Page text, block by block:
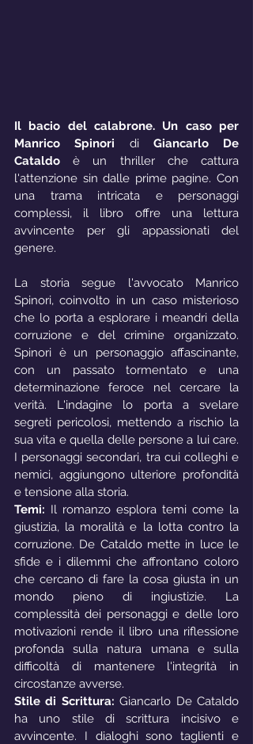
Il bacio del calabrone. Un caso per
Manrico Spinori di Giancarlo De
Cataldo è un thriller che cattura
l'attenzione sin dalle prime pagine. Con
una trama intricata e personaggi
complessi, il libro offre una lettura
avvincente per gli appassionati del
genere.
La storia segue l'avvocato Manrico
Spinori, coinvolto in un caso misterioso
che lo porta a esplorare i meandri della
corruzione e del crimine organizzato.
Spinori è un personaggio affascinante,
con un passato tormentato e una
determinazione feroce nel cercare la
verità. L'indagine lo porta a svelare
segreti pericolosi, mettendo a rischio la
sua vita e quella delle persone a lui care.
I personaggi secondari, tra cui colleghi e
nemici, aggiungono ulteriore profondità
e tensione alla storia.
Temi: Il romanzo esplora temi come la
giustizia, la moralità e la lotta contro la
corruzione. De Cataldo mette in luce le
sfide e i dilemmi che affrontano coloro
che cercano di fare la cosa giusta in un
mondo pieno di ingiustizie. La
complessità dei personaggi e delle loro
motivazioni rende il libro una riflessione
profonda sulla natura umana e sulla
difficoltà di mantenere l'integrità in
circostanze avverse.
Stile di Scrittura: Giancarlo De Cataldo
ha uno stile di scrittura incisivo e
avvincente. I dialoghi sono taglienti e